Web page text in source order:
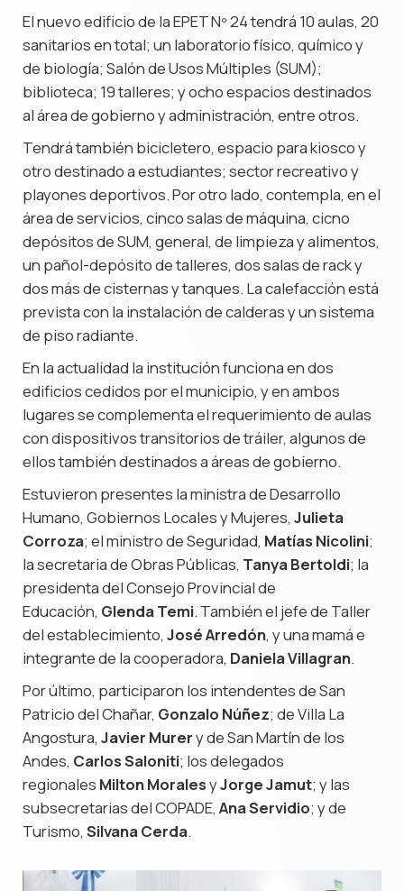
El nuevo edificio de la EPET Nº 24 tendrá 10 aulas, 20
sanitarios en total; un laboratorio físico, químico y
de biología; Salón de Usos Múltiples (SUM);
biblioteca; 19 talleres; y ocho espacios destinados
al área de gobierno y administración, entre otros.
Tendrá también bicicletero, espacio para kiosco y
otro destinado a estudiantes; sector recreativo y
playones deportivos. Por otro lado, contempla, en el
área de servicios, cinco salas de máquina, cicno
depósitos de SUM, general, de limpieza y alimentos,
un pañol-depósito de talleres, dos salas de rack y
dos más de cisternas y tanques. La calefacción está
prevista con la instalación de calderas y un sistema
de piso radiante.
En la actualidad la institución funciona en dos
edificios cedidos por el municipio, y en ambos
lugares se complementa el requerimiento de aulas
con dispositivos transitorios de tráiler, algunos de
ellos también destinados a áreas de gobierno.
Estuvieron presentes la ministra de Desarrollo
Humano, Gobiernos Locales y Mujeres, Julieta
Corroza; el ministro de Seguridad, Matías Nicolini;
la secretaria de Obras Públicas, Tanya Bertoldi; la
presidenta del Consejo Provincial de
Educación, Glenda Temi. También el jefe de Taller
del establecimiento, José Arredón, y una mamá e
integrante de la cooperadora, Daniela Villagran.
Por último, participaron los intendentes de San
Patricio del Chañar, Gonzalo Núñez; de Villa La
Angostura, Javier Murery de San Martín de los
Andes, Carlos Saloniti; los delegados
regionales Milton MoralesyJorge Jamut; y las
subsecretarias del COPADE, Ana Servidio; y de
Turismo, Silvana Cerda.